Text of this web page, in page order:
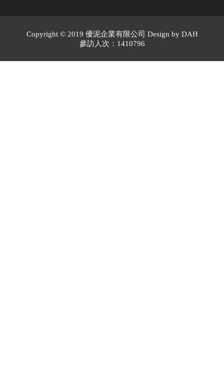
Copyright © 2019 優泥企業有限公司 Design by DAH
參訪人次：1410796